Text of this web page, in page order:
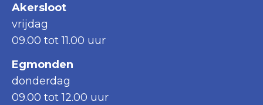
Akersloot
vrijdag
09.00 tot 11.00 uur
Egmonden
donderdag
09.00 tot 12.00 uur